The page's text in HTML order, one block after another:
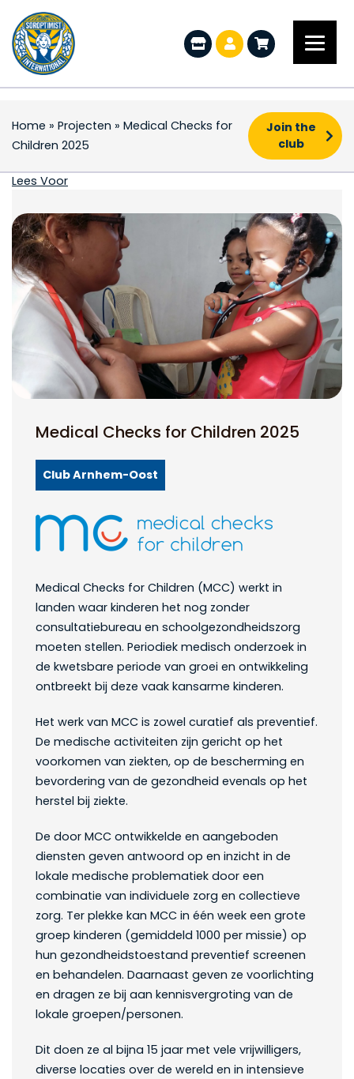
Home » Projecten » Medical Checks for
Children 2025
Join the
club
Medical Checks for
Lees Voor
Medical Checks for Children 2025
Club Arnhem-Oost
Medical Checks for Children (MCC) werkt in
landen waar kinderen het nog zonder
consultatiebureau en schoolgezondheidszorg
moeten stellen. Periodiek medisch onderzoek in
de kwetsbare periode van groei en ontwikkeling
ontbreekt bij deze vaak kansarme kinderen.
Het werk van MCC is zowel curatief als preventief.
De medische activiteiten zijn gericht op het
voorkomen van ziekten, op de bescherming en
bevordering van de gezondheid evenals op het
herstel bij ziekte.
De door MCC ontwikkelde en aangeboden
diensten geven antwoord op en inzicht in de
lokale medische problematiek door een
combinatie van individuele zorg en collectieve
zorg. Ter plekke kan MCC in één week een grote
groep kinderen (gemiddeld 1000 per missie) op
hun gezondheidstoestand preventief screenen
en behandelen. Daarnaast geven ze voorlichting
en dragen ze bij aan kennisvergroting van de
lokale groepen/personen.
Dit doen ze al bijna 15 jaar met vele vrijwilligers,
diverse locaties over de wereld en in intensieve